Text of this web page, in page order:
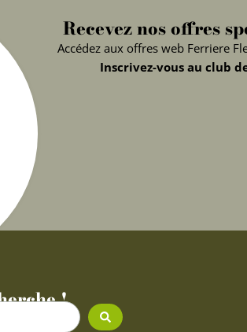
Recevez nos offres
Accédez aux offres web Ferriere
Inscrivez-vous au club
!